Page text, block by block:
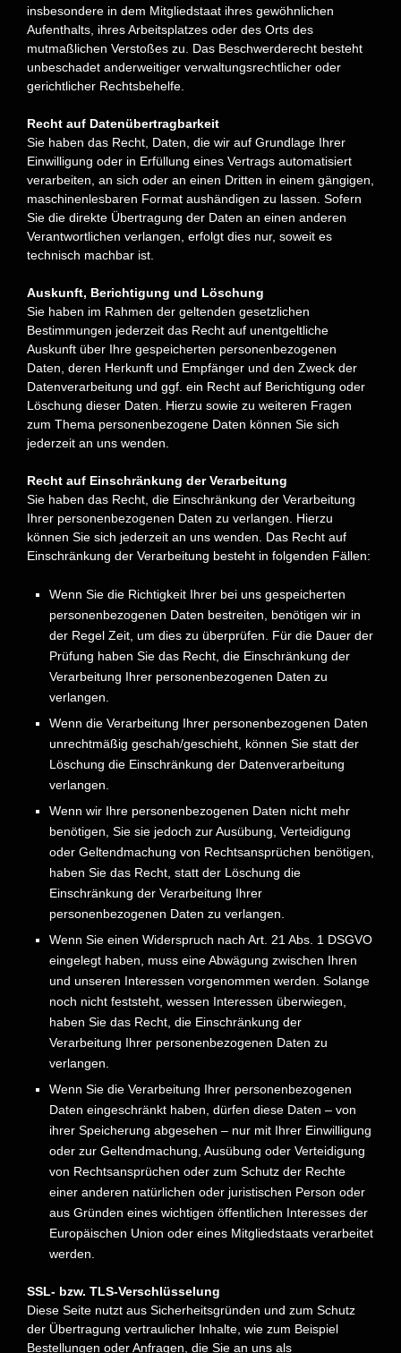
insbesondere in dem Mitgliedstaat ihres gewöhnlichen
Aufenthalts, ihres Arbeitsplatzes oder des Orts des
mutmaßlichen Verstoßes zu. Das Beschwerderecht besteht
unbeschadet anderweitiger verwaltungsrechtlicher oder
gerichtlicher Rechtsbehelfe.
Recht auf Datenübertragbarkeit
Sie haben das Recht, Daten, die wir auf Grundlage Ihrer
Einwilligung oder in Erfüllung eines Vertrags automatisiert
verarbeiten, an sich oder an einen Dritten in einem gängigen,
maschinenlesbaren Format aushändigen zu lassen. Sofern
Sie die direkte Übertragung der Daten an einen anderen
Verantwortlichen verlangen, erfolgt dies nur, soweit es
technisch machbar ist.
Auskunft, Berichtigung und Löschung
Sie haben im Rahmen der geltenden gesetzlichen
Bestimmungen jederzeit das Recht auf unentgeltliche
Auskunft über Ihre gespeicherten personenbezogenen
Daten, deren Herkunft und Empfänger und den Zweck der
Datenverarbeitung und ggf. ein Recht auf Berichtigung oder
Löschung dieser Daten. Hierzu sowie zu weiteren Fragen
zum Thema personenbezogene Daten können Sie sich
jederzeit an uns wenden.
Recht auf Einschränkung der Verarbeitung
Sie haben das Recht, die Einschränkung der Verarbeitung
Ihrer personenbezogenen Daten zu verlangen. Hierzu
können Sie sich jederzeit an uns wenden. Das Recht auf
Einschränkung der Verarbeitung besteht in folgenden Fällen:
Wenn Sie die Richtigkeit Ihrer bei uns gespeicherten
personenbezogenen Daten bestreiten, benötigen wir in
der Regel Zeit, um dies zu überprüfen. Für die Dauer der
Prüfung haben Sie das Recht, die Einschränkung der
Verarbeitung Ihrer personenbezogenen Daten zu
verlangen.
Wenn die Verarbeitung Ihrer personenbezogenen Daten
unrechtmäßig geschah/geschieht, können Sie statt der
Löschung die Einschränkung der Datenverarbeitung
verlangen.
Wenn wir Ihre personenbezogenen Daten nicht mehr
benötigen, Sie sie jedoch zur Ausübung, Verteidigung
oder Geltendmachung von Rechtsansprüchen benötigen,
haben Sie das Recht, statt der Löschung die
Einschränkung der Verarbeitung Ihrer
personenbezogenen Daten zu verlangen.
Wenn Sie einen Widerspruch nach Art. 21 Abs. 1 DSGVO
eingelegt haben, muss eine Abwägung zwischen Ihren
und unseren Interessen vorgenommen werden. Solange
noch nicht feststeht, wessen Interessen überwiegen,
haben Sie das Recht, die Einschränkung der
Verarbeitung Ihrer personenbezogenen Daten zu
verlangen.
Wenn Sie die Verarbeitung Ihrer personenbezogenen
Daten eingeschränkt haben, dürfen diese Daten – von
ihrer Speicherung abgesehen – nur mit Ihrer Einwilligung
oder zur Geltendmachung, Ausübung oder Verteidigung
von Rechtsansprüchen oder zum Schutz der Rechte
einer anderen natürlichen oder juristischen Person oder
aus Gründen eines wichtigen öffentlichen Interesses der
Europäischen Union oder eines Mitgliedstaats verarbeitet
werden.
SSL- bzw. TLS-Verschlüsselung
Diese Seite nutzt aus Sicherheitsgründen und zum Schutz
der Übertragung vertraulicher Inhalte, wie zum Beispiel
Bestellungen oder Anfragen, die Sie an uns als